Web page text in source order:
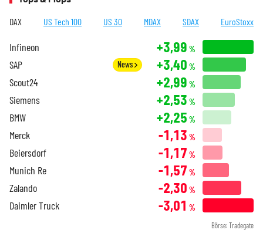
DAX US Tech 100 US 30 MDAX SDAX EuroStoxx
Infineon +3,99 %
SAP News +3,40 %
Scout24 +2,99 %
Siemens +2,53 %
BMW +2,25 %
Merck -1,13 %
Beiersdorf -1,17 %
Munich Re -1,57 %
Zalando -2,30 %
Daimler Truck -3,01 %
Börse: Tradegate